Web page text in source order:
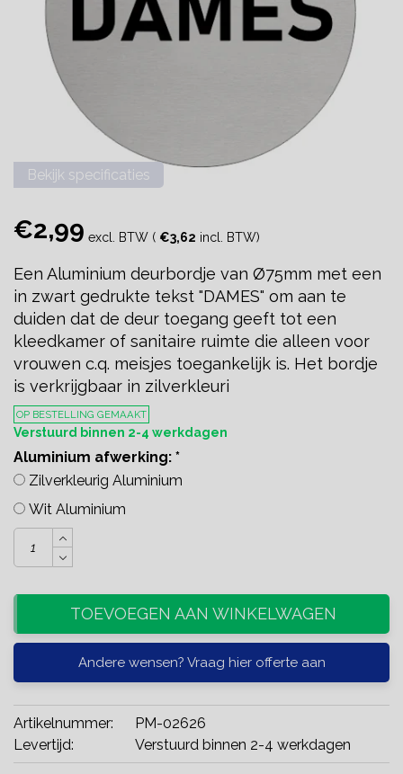
Bekijk specificaties
€2,99 excl. BTW ( €3,62 incl. BTW)
Een Aluminium deurbordje van Ø75mm met een
in zwart gedrukte tekst "DAMES" om aan te
duiden dat de deur toegang geeft tot een
kleedkamer of sanitaire ruimte die alleen voor
vrouwen c.q. meisjes toegankelijk is. Het bordje
is verkrijgbaar in zilverkleuri
OP BESTELLING GEMAAKT
Verstuurd binnen 2-4 werkdagen
Aluminium afwerking: *
Zilverkleurig Aluminium
Wit Aluminium
TOEVOEGEN AAN WINKELWAGEN
Andere wensen? Vraag hier offerte aan
Artikelnummer:
PM-02626
Levertijd:
Verstuurd binnen 2-4 werkdagen